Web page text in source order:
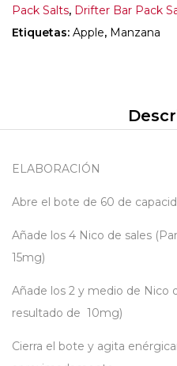
Pack Salts, Drifter Bar Pack
Etiquetas: Apple, Manzana
ELABORACIÓN
Abre el bote de 60 de
Añade los 4 Nico de sales
15mg)
Añade los 2 y medio de Nico
resultado de 10mg)
Cierra el bote y agita